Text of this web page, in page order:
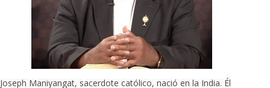
Joseph Maniyangat, sacerdote católico, nació en la India. Él